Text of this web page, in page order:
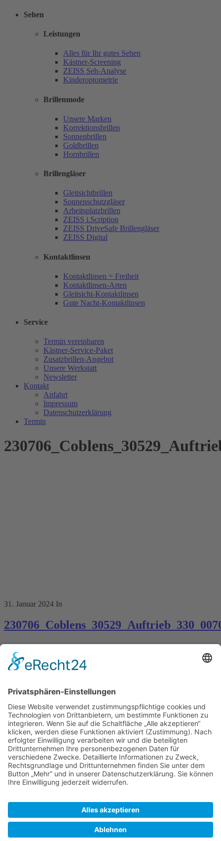
Sehen
Leistungen
Alles für Ihr gutes Sehen
Kästner-Screening
ZEISS Seh-Analyse
Kinderoptometrie
Brillenmode
Unsere Marken
Korrektionsbrillen
Sonnenbrillen
Goldbrillen
Hornbrillen
Brillengläser
Gleitsichtbrillen
Sonnenschutzgläser
Arbeitsplatzbrillen
ZEISS i.Scription
ZEISS DriveSafe Brillengläser
ZEISS Digital
Kontaktlinsen
Kontaktlinsen = Freiheit
Kontaktlinsen-Arten
Gleitsicht-Kontaktlinsen
Gute Nacht-Kontaktlinsen
Service
Termin vereinbaren
Kästner-Service-Paket
Zusatzbrillen-Angebot
Unsere Werkstatt
Newsletter
Kontakt
Anfahrt
Impressum
Datenschutzerklärung
Termin
31. Januar 2024 In
Kontakt
Königstraße 28
70173 Stuttgart
T: 0711 29 39 20
kontakt@kaestner-stuttgart.de
Unsere Öffnungszeiten
Montag bis Samstag:
10:00 Uhr – 19:00 Uhr
Pflichtangaben
Impressum
Datenschutzerklärung
Kontakt